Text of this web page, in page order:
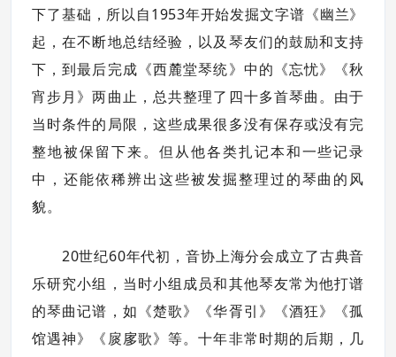
下了基础，所以自 1953年开始发掘文字谱《幽兰》
起，在不断地总结经验，以及琴友们的鼓励和支持
下，到最后完成《西麓堂琴统》中的《忘忧》《秋
宵步月》两曲止，总共整理了四十多首琴曲。由于
当时条件的局限，这些成果很多没有保存或没有完
整地被保留下来。但从他各类扎记本和一些记录
中，还能依稀辨出这些被发掘整理过的琴曲的风
貌。
20世纪60年代初，音协上海分会成立了古典音
乐研究小组，当时小组成员和其他琴友常为他打谱
的琴曲记谱，如《楚歌》《华胥引》《酒狂》《孤
馆遇神》《扊扅歌》等。十年非常时期的后期，几